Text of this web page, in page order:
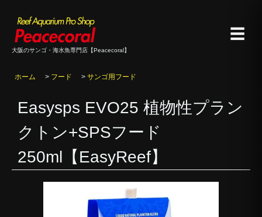
大阪のサンゴ・海水魚専門店【Peacecoral】
☰
ホーム > フード > サンゴ用フード
Easysps EVO25 植物性プラン
クトン+SPSフード
250ml【EasyReef】